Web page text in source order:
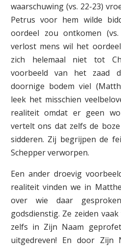
waarschuwing (vs. 22-23)
Petrus voor hem wilde
oordeel zou ontkomen
verlost mens wil het
zich helemaal niet tot
voorbeeld van het zaad
doornige bodem viel
leek het misschien
realiteit omdat er geen
vertelt ons dat zelfs de
sidderen. Zij begrijpen de
Schepper verworpen.
Een ander droevig
realiteit vinden we in
over wie daar
godsdienstig. Ze zeiden vaak
zelfs in Zijn Naam
uitgedreven! En door Zijn